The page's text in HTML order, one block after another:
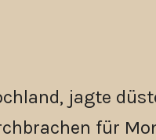
jagte
für